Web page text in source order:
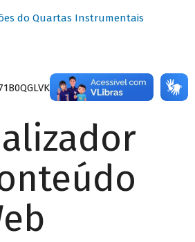
do Quartas Instrumentais